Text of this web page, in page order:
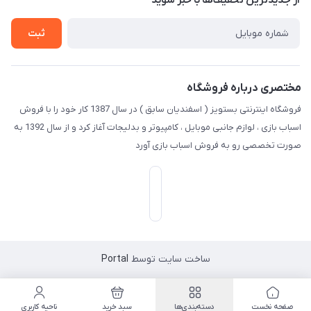
راهنما
ثبت
مختصری درباره فروشگاه
فروشگاه اینترنتی بستویز ( اسفندیان سابق ) در سال 1387 کار خود را با فروش
اسباب بازی ، لوازم جانبی موبایل ، کامپیوتر و بدلیجات آغاز کرد و از سال 1392 به
صورت تخصصی رو به فروش اسباب بازی آورد
ساخت سایت توسط Portal
صفحه نخست دسته‌بندی‌ها سبد خرید ناحیه کاربری